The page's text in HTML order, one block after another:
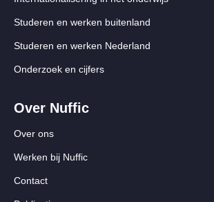
Studeren en werken buitenland
Studeren en werken Nederland
Onderzoek en cijfers
Over Nuffic
Over ons
Werken bij Nuffic
Contact